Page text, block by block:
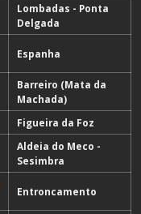
Lombadas - Ponta
Delgada
Espanha
Barreiro (Mata da
Machada)
Figueira da Foz
Aldeia do Meco -
Sesimbra
Entroncamento